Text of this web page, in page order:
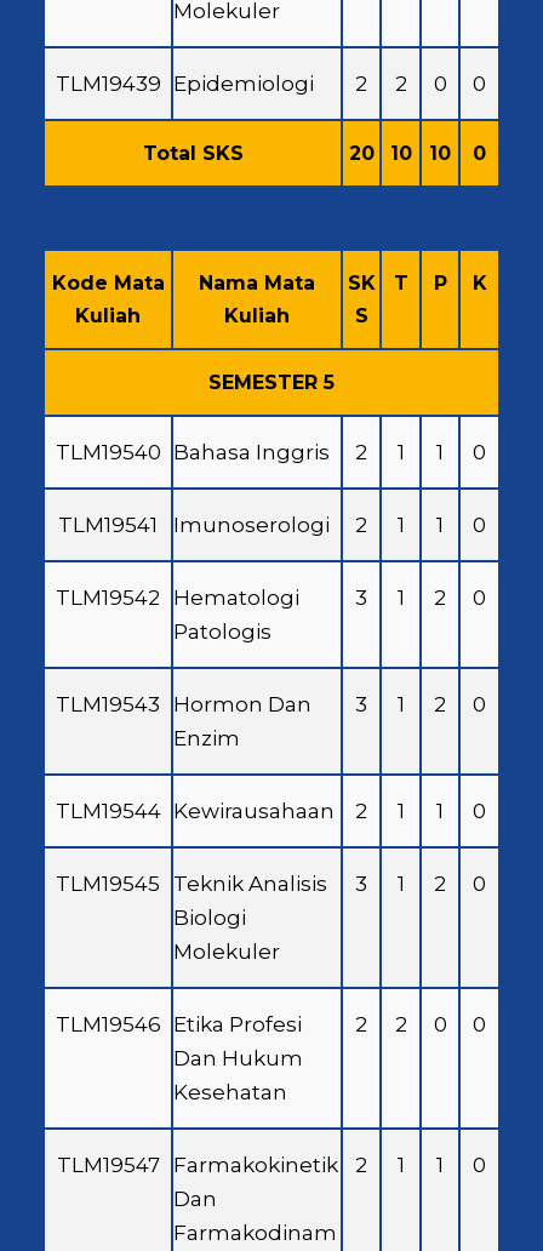
Molekuler
TLM19439 Epidemiologi 2 2 0 0
Total SKS 20 10 10 0
Kode Mata
Kuliah
Nama Mata
Kuliah
SK
S
T P K
SEMESTER 5
TLM19540 Bahasa Inggris 2 1 1 0
TLM19541 Imunoserologi 2 1 1 0
TLM19542
Hematologi
Patologis
3 1 2 0
TLM19543
Hormon Dan
Enzim
3 1 2 0
TLM19544 Kewirausahaan 2 1 1 0
TLM19545
Teknik Analisis
Biologi
Molekuler
3 1 2 0
TLM19546 Etika Profesi
Dan Hukum
Kesehatan
2 2 0 0
TLM19547
Farmakokinetik
Dan
Farmakodinam
2 1 1 0